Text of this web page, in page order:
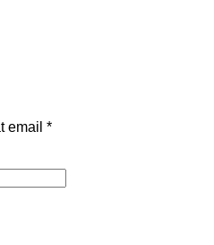
email *Wajib